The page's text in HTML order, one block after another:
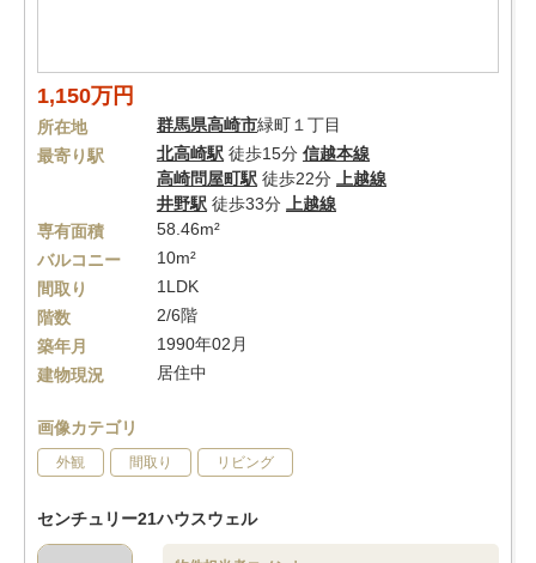
1,150万円
所在地 群馬県高崎市緑町１丁目
最寄り駅
北高崎駅 徒歩15分 信越本線
高崎問屋町駅 徒歩22分
上越線
井野駅 徒歩33分
上越線
専有面積
58.46m²
バルコニー
10m²
間取り
1LDK
階数
2/6階
築年月
1990年02月
建物現況
居住中
画像カテゴリ
外観 間取り リビング
センチュリー21ハウスウェル